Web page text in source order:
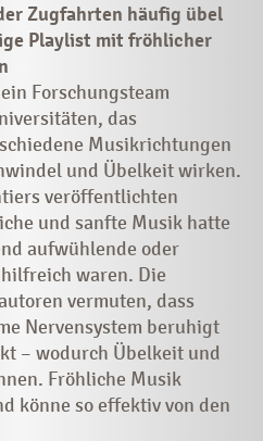
Zugfahrten häufig übel
Playlist mit fröhlicher
Forschungsteam
das
Musikrichtungen
und Übelkeit wirken.
veröffentlichten
und sanfte Musik hatte
aufwühlende oder
waren. Die
vermuten, dass
Nervensystem beruhigt
– wodurch Übelkeit und
Fröhliche Musik
könne so effektiv von den